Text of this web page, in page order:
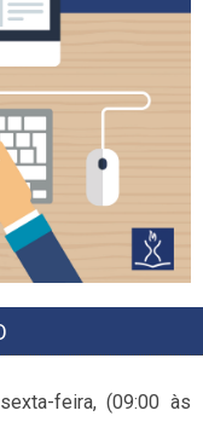
feira, (09:00 às